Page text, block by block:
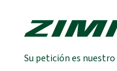
Su petición es